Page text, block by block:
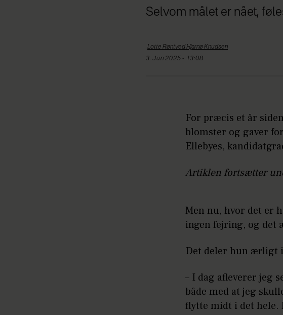
Selvom målet er nået,
Lotte Røntved HjarnøKnudsen
3. Jun 2025 - 13:08
For præcis et år
blomster og gaver
Ellebyes,
Artiklen fortsætter
Men nu, hvor det er
ingen fejring, og det
Det deler hun ærligt
– I dag afleverer jeg
både med at jeg
flytte midt i det